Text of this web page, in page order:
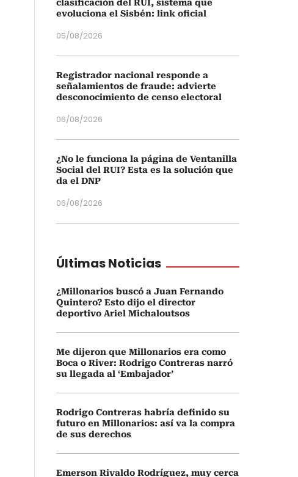
clasificación del RUI, sistema que
evoluciona el Sisbén: link oficial
05/08/2026
Registrador nacional responde a
señalamientos de fraude: advierte
desconocimiento de censo electoral
06/08/2026
¿No le funciona la página de Ventanilla
Social del RUI? Esta es la solución que
da el DNP
06/08/2026
Últimas Noticias
¿Millonarios buscó a Juan Fernando
Quintero? Esto dijo el director
deportivo Ariel Michaloutsos
Me dijeron que Millonarios era como
Boca o River: Rodrigo Contreras narró
su llegada al ‘Embajador’
Rodrigo Contreras habría definido su
futuro en Millonarios: así va la compra
de sus derechos
Emerson Rivaldo Rodríguez, muy cerca